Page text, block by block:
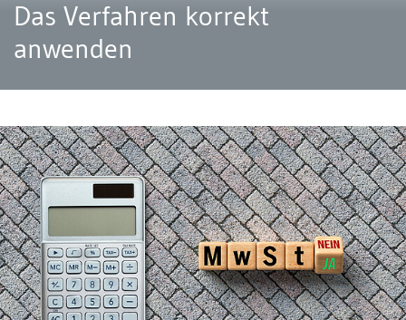
Das Verfahren korrekt
anwenden